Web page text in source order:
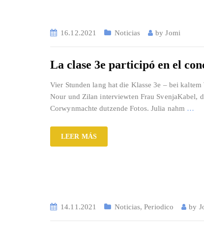
16.12.2021 Noticias byJomi
La clase 3e participó en el
Vier Stunden lang hat die Klasse 3e – bei
Nour und Zilan interviewten Frau SvenjaKabel,
Corwynmachte dutzende Fotos. Julia nahm …
LEER MÁS
14.11.2021 Noticias,Periodico by